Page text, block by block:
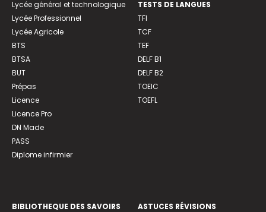
Lycée général et technologique
Lycée Professionnel
Lycée Agricole
BTS
BTSA
BUT
Prépas
Licence
Licence Pro
DN Made
PASS
Diplome infirmier
TESTS DE LANGUES
TFI
TCF
TEF
DELF B1
DELF B2
TOEIC
TOEFL
BIBLIOTHEQUE DES SAVOIRS
ASTUCES RÉVISIONS